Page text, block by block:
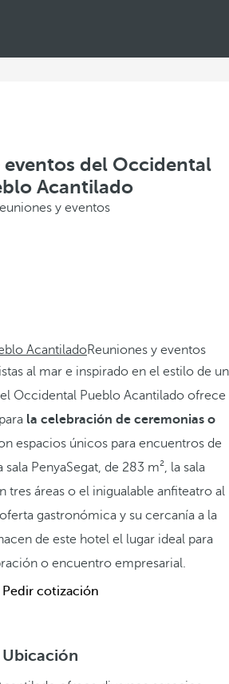
eventos del Occidental
Acantilado
y eventos
AcantiladoReuniones y eventos
al mar e inspirado en el estilo de un
Occidental Pueblo Acantilado ofrece
la celebración de ceremonias o
espacios únicos para encuentros de
PenyaSegat, de 283 m², la sala
tres áreas o el inigualable anfiteatro al
gastronómica y su cercanía a la
de este hotel el lugar ideal para
o encuentro empresarial.
Pedir cotización
Ubicación